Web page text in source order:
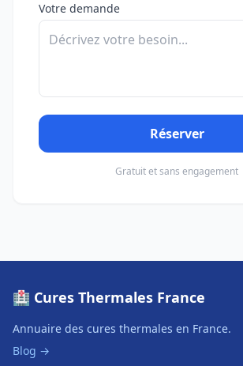
Votre demande
Réserver
Gratuit et sans engagement
🏥 Cures Thermales France
Annuaire des cures thermales en France.
Blog →